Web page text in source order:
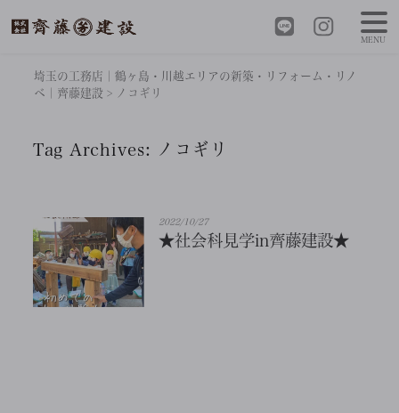
埼玉の工務店｜鶴ヶ島・川越エリアの新築・リフォーム・リノ
ベ｜齊藤建設 > ノコギリ
Tag Archives: ノコギリ
2022/10/27
★社会科見学in齊藤建設★
MENU